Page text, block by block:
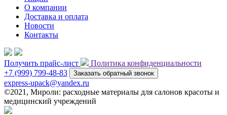
О компании
Доставка и оплата
Новости
Контакты
Получить прайс-лист
Политика конфиденциальности
+7 (999) 799-48-83
Заказать обратный звонок
express-upack@yandex.ru
©2021, Мироли: расходные материалы для салонов красоты и
медицинский учреждений